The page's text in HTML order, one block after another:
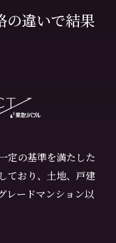
の違いで結果
定の基準を満たした
ており、土地、戸建
レードマンション以